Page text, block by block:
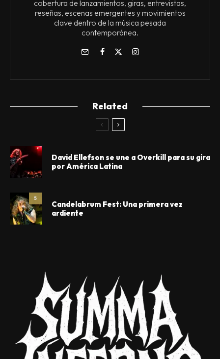
cobertura de lanzamientos, giras, entrevistas,
reseñas, escenas emergentes y movimientos
clave dentro de la música pesada
contemporánea.
Related
David Ellefson se une a Overkill para su gira
por América Latina
5
Candelabrum Fest: Una primera vez
ardiente